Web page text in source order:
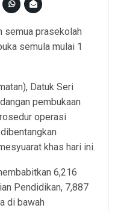
semua prasekolah
semula mulai 1
Datuk Seri
pembukaan
operasi
khas hari ini.
6,216
Pendidikan, 7,887
di bawah